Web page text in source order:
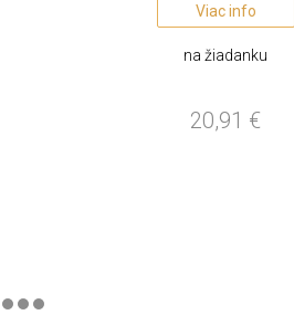
Viac info
na žiadanku
20,91 €